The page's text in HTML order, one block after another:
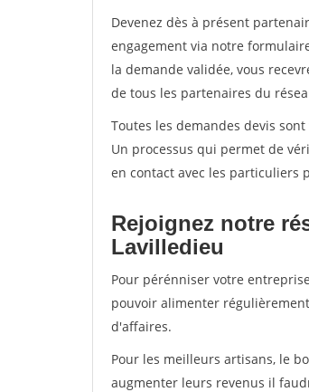
Devenez dès à présent
engagement via notre
la demande validée, vous
de tous les partenaires du
Toutes les demandes devis
Un processus qui permet de
en contact avec les particuliers
Rejoignez notre
Lavilledieu
Pour pérénniser votre
pouvoir alimenter
d'affaires.
Pour les meilleurs artisans, le
augmenter leurs revenus il